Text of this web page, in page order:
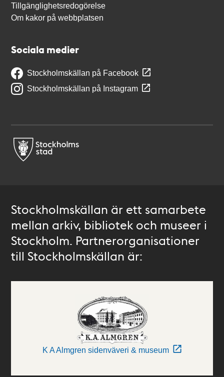
Tillgänglighetsredogörelse
Om kakor på webbplatsen
Sociala medier
Stockholmskällan på Facebook
Stockholmskällan på Instagram
Stockholmskällan är ett samarbete
mellan arkiv, bibliotek och museer i
Stockholm. Partnerorganisationer
till Stockholmskällan är:
K A Almgren sidenväveri & museum